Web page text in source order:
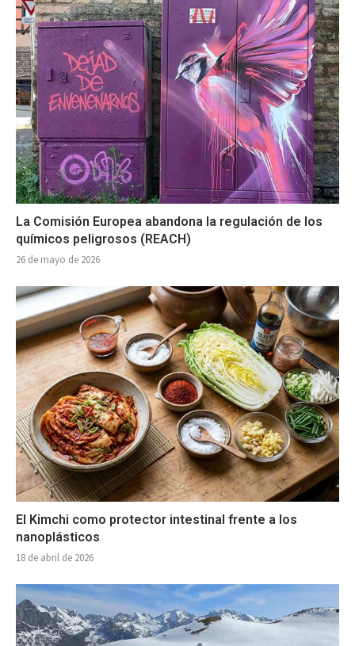
La Comisión Europea abandona la regulación de los
químicos peligrosos (REACH)
26 de mayo de 2026
El Kimchi como protector intestinal frente a los
nanoplásticos
18 de abril de 2026